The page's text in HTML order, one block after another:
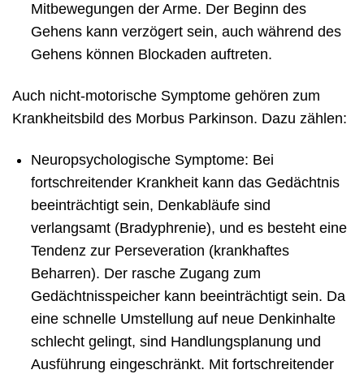
Mitbewegungen der Arme. Der Beginn des
Gehens kann verzögert sein, auch während des
Gehens können Blockaden auftreten.
Auch nicht-motorische Symptome gehören zum
Krankheitsbild des Morbus Parkinson. Dazu zählen:
Neuropsychologische Symptome: Bei
fortschreitender Krankheit kann das Gedächtnis
beeinträchtigt sein, Denkabläufe sind
verlangsamt (Bradyphrenie), und es besteht eine
Tendenz zur Perseveration (krankhaftes
Beharren). Der rasche Zugang zum
Gedächtnisspeicher kann beeinträchtigt sein. Da
eine schnelle Umstellung auf neue Denkinhalte
schlecht gelingt, sind Handlungsplanung und
Ausführung eingeschränkt. Mit fortschreitender